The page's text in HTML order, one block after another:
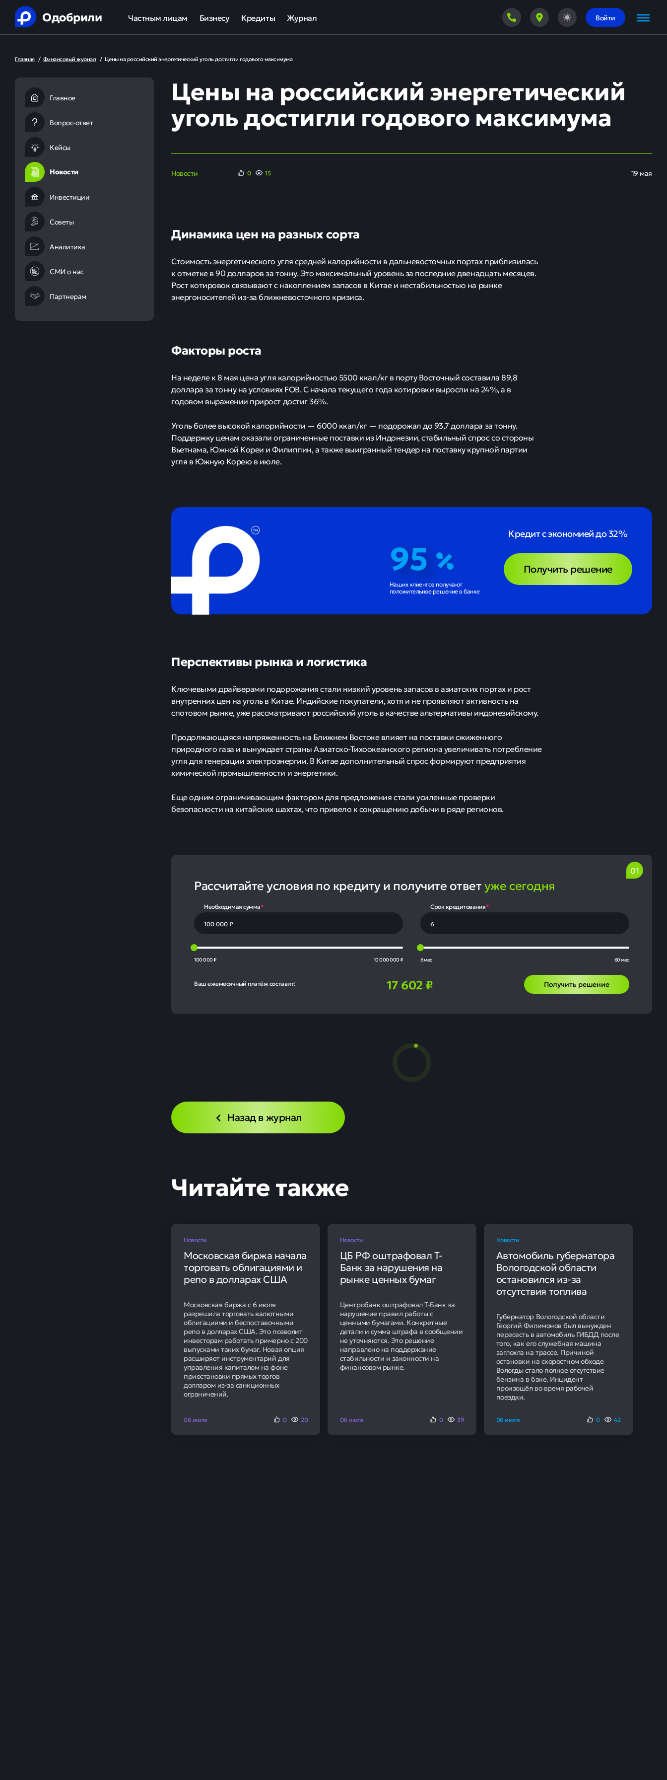
Одобрили Частным лицам
Рефинансирование кредитов
Ипотека
Банкротство
Юридическая защита от коллекторов и кредиторов
Бизнесу
Оборотный кредит
Льготные программы кредитования для бизнеса
Кредиты
Рефинансирование кредитов
Кредиты под залог авто
Кредиты под залог недвижимости
Кредиты с плохой КИ
Журнал Войти
Главная / Финансовый журнал / Цены на российский энергетический уголь достигли годового максимума
Главное
Вопрос-ответ
Кейсы
Новости
Инвестиции
Советы
Аналитика
СМИ о нас
Партнерам
Цены на российский энергетический
уголь достигли годового максимума
Новости 0 15 19 мая
Динамика цен на разных сорта
Стоимость энергетического угля средней калорийности в дальневосточных портах приблизилась
к отметке в 90 долларов за тонну. Это максимальный уровень за последние двенадцать месяцев.
Рост котировок связывают с накоплением запасов в Китае и нестабильностью на рынке
энергоносителей из-за ближневосточного кризиса.
Факторы роста
На неделе к 8 мая цена угля калорийностью 5500 ккал/кг в порту Восточный составила 89,8
доллара за тонну на условиях FOB. С начала текущего года котировки выросли на 24%, а в
годовом выражении прирост достиг 36%.
Уголь более высокой калорийности — 6000 ккал/кг — подорожал до 93,7 доллара за тонну.
Поддержку ценам оказали ограниченные поставки из Индонезии, стабильный спрос со стороны
Вьетнама, Южной Кореи и Филиппин, а также выигранный тендер на поставку крупной партии
угля в Южную Корею в июле.
95
Наших клиентов получают
положительное решение в банке
Кредит с экономией до 32%
Получить решение
Перспективы рынка и логистика
Ключевыми драйверами подорожания стали низкий уровень запасов в азиатских портах и рост
внутренних цен на уголь в Китае. Индийские покупатели, хотя и не проявляют активность на
спотовом рынке, уже рассматривают российский уголь в качестве альтернативы индонезийскому.
Продолжающаяся напряженность на Ближнем Востоке влияет на поставки сжиженного
природного газа и вынуждает страны Азиатско-Тихоокеанского региона увеличивать потребление
угля для генерации электроэнергии. В Китае дополнительный спрос формируют предприятия
химической промышленности и энергетики.
Еще одним ограничивающим фактором для предложения стали усиленные проверки
безопасности на китайских шахтах, что привело к сокращению добычи в ряде регионов.
Рассчитайте условия по кредиту и получите ответуже сегодня
Необходимая сумма*
100 000 ₽ 10 000 000 ₽
Срок кредитования*
6 мес 60 мес
Ваш ежемесячный платёж составит: 17 602₽ Получить решение
Назад в журнал
Читайте также
Новости
Московская биржа начала
торговать облигациями и
репо в долларах США
Московская биржа с 6 июля
разрешила торговать валютными
облигациями и беспоставочными
репо в долларах США. Это позволит
инвесторам работать примерно с 200
выпусками таких бумаг. Новая опция
расширяет инструментарий для
управления капиталом на фоне
приостановки прямых торгов
долларом из-за санкционных
ограничений.
06 июля 0 20
Новости
ЦБ РФ оштрафовал Т-
Банк за нарушения на
рынке ценных бумаг
Центробанк оштрафовал Т-Банк за
нарушение правил работы с
ценными бумагами. Конкретные
детали и сумма штрафа в сообщении
не уточняются. Это решение
направлено на поддержание
стабильности и законности на
финансовом рынке.
06 июля 0 39
Новости
Автомобиль губернатора
Вологодской области
остановился из-за
отсутствия топлива
Губернатор Вологодской области
Георгий Филимонов был вынужден
пересесть в автомобиль ГИБДД после
того, как его служебная машина
заглохла на трассе. Причиной
остановки на скоростном обходе
Вологды стало полное отсутствие
бензина в баке. Инцидент
произошёл во время рабочей
поездки.
06 июля 0 42